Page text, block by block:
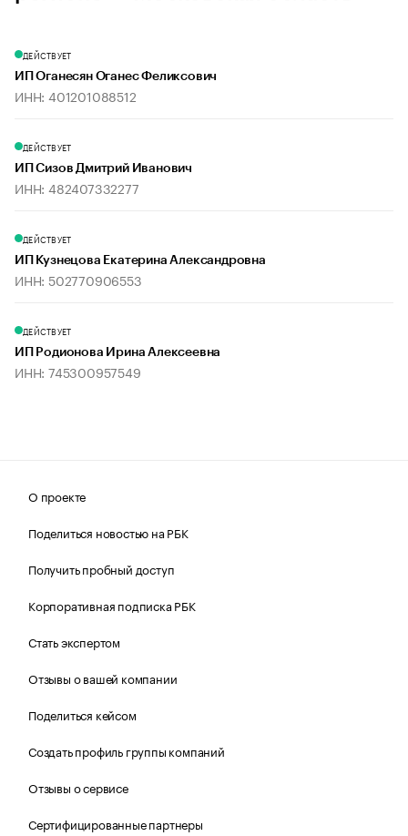
ДЕЙСТВУЕТ
ИП Оганесян Оганес Феликсович
ИНН: 401201088512
ДЕЙСТВУЕТ
ИП Сизов Дмитрий Иванович
ИНН: 482407332277
ДЕЙСТВУЕТ
ИП Кузнецова Екатерина Александровна
ИНН: 502770906553
ДЕЙСТВУЕТ
ИП Родионова Ирина Алексеевна
ИНН: 745300957549
О проекте
Поделиться новостью на РБК
Получить пробный доступ
Корпоративная подписка РБК
Стать экспертом
Отзывы о вашей компании
Поделиться кейсом
Создать профиль группы компаний
Отзывы о сервисе
Сертифицированные партнеры